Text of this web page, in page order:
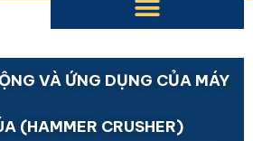
VÀ ỨNG DỤNG CỦA MÁY
(HAMMER CRUSHER)